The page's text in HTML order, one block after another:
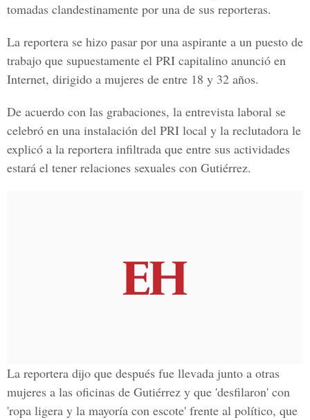
tomadas clandestinamente por una de sus reporteras.
La reportera se hizo pasar por una aspirante a un puesto de
trabajo que supuestamente el PRI capitalino anunció en
Internet, dirigido a mujeres de entre 18 y 32 años.
De acuerdo con las grabaciones, la entrevista laboral se
celebró en una instalación del PRI local y la reclutadora le
explicó a la reportera infiltrada que entre sus actividades
estará el tener relaciones sexuales con Gutiérrez.
La reportera dijo que después fue llevada junto a otras
mujeres a las oficinas de Gutiérrez y que 'desfilaron' con
'ropa ligera y la mayoría con escote' frente al político, que